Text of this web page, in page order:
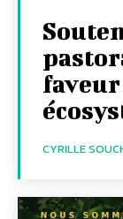
faveur
CYRILLE